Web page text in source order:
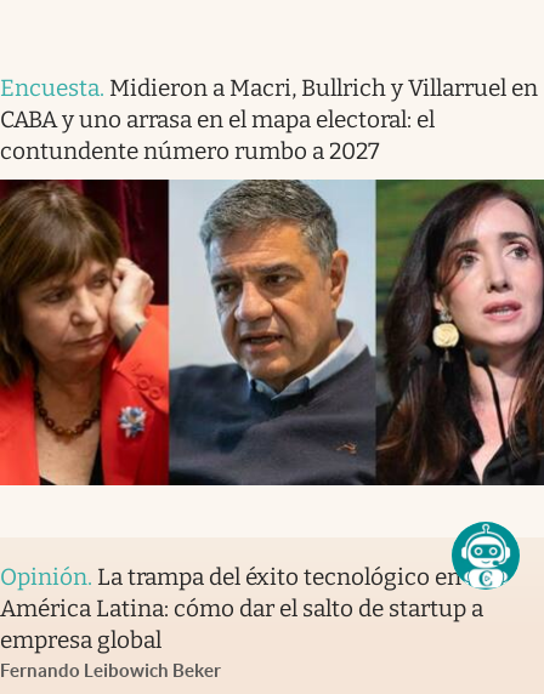
Encuesta. Midieron a Macri, Bullrich y Villarruel en
CABA y uno arrasa en el mapa electoral: el
contundente número rumbo a 2027
Opinión. La trampa del éxito tecnológico en
América Latina: cómo dar el salto de startup a
empresa global
Fernando Leibowich Beker